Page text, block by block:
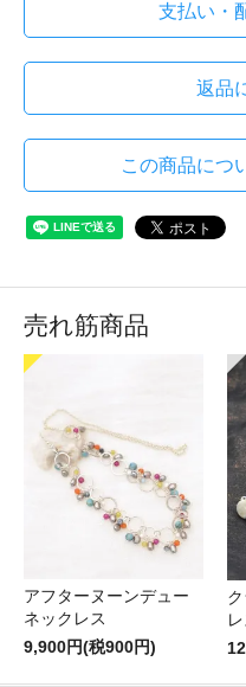
支払い・
返品
この商品につ
売れ筋商品
アフターヌーンデュー
ネックレス
9,900円(税900円)